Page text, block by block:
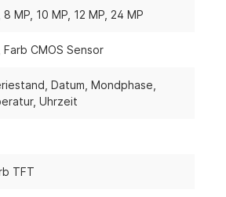
8 MP, 10 MP, 12 MP, 24 MP
Farb CMOS Sensor
, Datum , Mondphase
, Uhrzeit
TFT